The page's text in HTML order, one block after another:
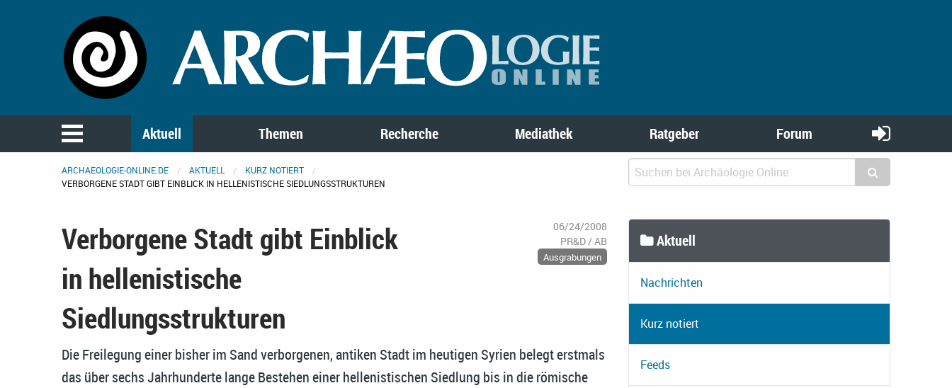
Aktuell Themen Recherche Mediathek Ratgeber Forum
ARCHAEOLOGIE-ONLINE.DE AKTUELL
KURZ NOTIERT
VERBORGENE STADT GIBT EINBLICK IN HELLENISTISCHE SIEDLUNGSSTRUKTUREN
Verborgene Stadt gibt Einblick
in hellenistische
Siedlungsstrukturen
06/24/2008
PR&D / AB
Ausgrabungen
Die Freilegung einer bisher im Sand verborgenen, antiken Stadt im heutigen Syrien belegt erstmals
das über sechs Jahrhunderte lange Bestehen einer hellenistischen Siedlung bis in die römische
Aktuell
Nachrichten
Kurz notiert
Feeds